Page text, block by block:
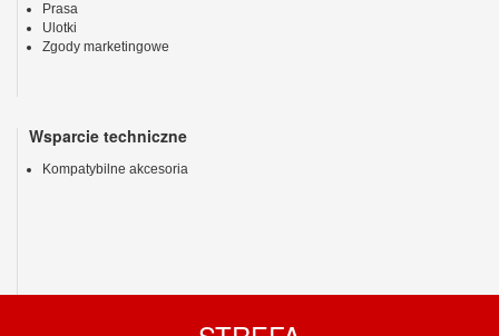
Prasa
Ulotki
Zgody marketingowe
Wsparcie techniczne
Kompatybilne akcesoria